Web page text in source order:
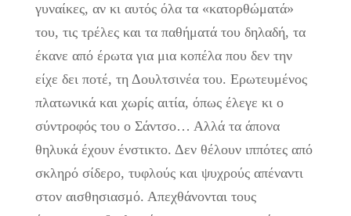
γυναίκες, αν κι αυτός όλα τα «κατορθώματά»
του, τις τρέλες και τα παθήματά του δηλαδή, τα
έκανε από έρωτα για μια κοπέλα που δεν την
είχε δει ποτέ, τη Δουλτσινέα του. Ερωτευμένος
πλατωνικά και χωρίς αιτία, όπως έλεγε κι ο
σύντροφός του ο Σάντσο… Αλλά τα άπονα
θηλυκά έχουν ένστικτο. Δεν θέλουν ιππότες από
σκληρό σίδερο, τυφλούς και ψυχρούς απέναντι
στον αισθησιασμό. Απεχθάνονται τους